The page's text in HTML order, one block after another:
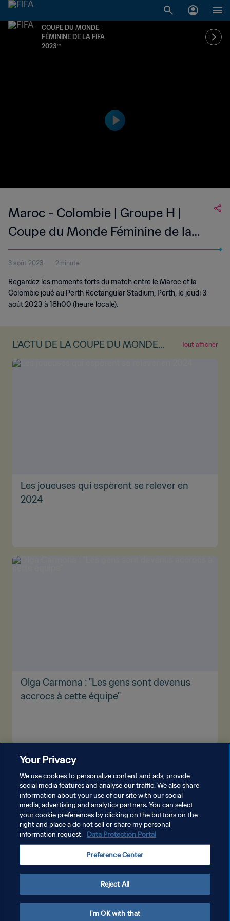
COUPE DU MONDE
FÉMININE DE LA FIFA
2023™
Maroc - Colombie | Groupe H |
Coupe du Monde Féminine de la
FIFA, Australie & Nouvelle-Zélande
2023™ | Résumé vidéo
3 août 2023 2minute
Regardez les moments forts du match entre le Maroc et la
Colombie joué au Perth Rectangular Stadium, Perth, le jeudi 3
août 2023 à 18h00 (heure locale).
L'ACTU DE LA COUPE DU MONDE
FÉMININE DE LA FIFA™
Tout afficher
Les joueuses qui espèrent se relever en
2024
Olga Carmona : "Les gens sont devenus
accrocs à cette équipe"
POLITIQUE DE CONFIDENTIALITÉ
CONDITIONS D'UTILISATION
GÉRER VOS PRÉFÉRENCES SUR LES COOKIES
Copyright © 1994 - 2026 FIFA. Tous droits réservés.
Your Privacy
We use cookies to personalize content and ads, provide
social media features and analyse our traffic. We also share
information about your use of our site with our social
media, advertising and analytics partners. You can select
your cookie preferences by clicking on the buttons on the
right and place a do not sell or share my personal
information request. Data Protection Portal
Preference Center
Reject All
I'm OK with that